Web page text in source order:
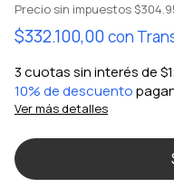
Precio sin impuestos
$332.100,00con
3cuotas sin interés de
10% de descuento
Ver más detalles